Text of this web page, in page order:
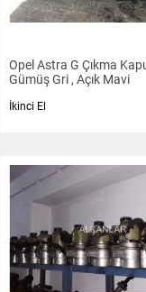
Opel Astra G Çıkma
Gümüş Gri , Açık Mavi
İkinci El